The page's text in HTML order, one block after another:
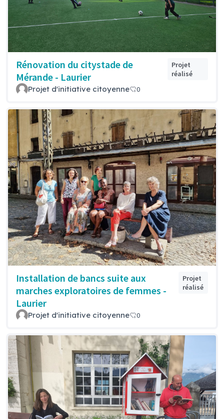
Rénovation du citystade de
Mérande - Laurier
Projet
réalisé
Projet d'initiative citoyenne 0
Installation de bancs suite aux
marches exploratoires de femmes -
Laurier
Projet
réalisé
Projet d'initiative citoyenne 0